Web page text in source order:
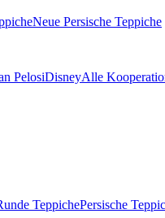
Neue Persische Teppiche
PelosiDisneyAlle
TeppichePersische